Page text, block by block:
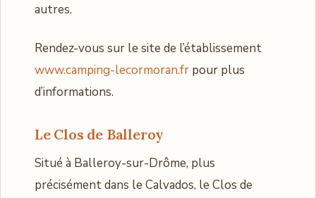
autres.
Rendez-vous sur le site de l’établissement
www.camping-lecormoran.fr pour plus
d’informations.
Le Clos de Balleroy
Situé à Balleroy-sur-Drôme, plus
précisément dans le Calvados, le Clos de